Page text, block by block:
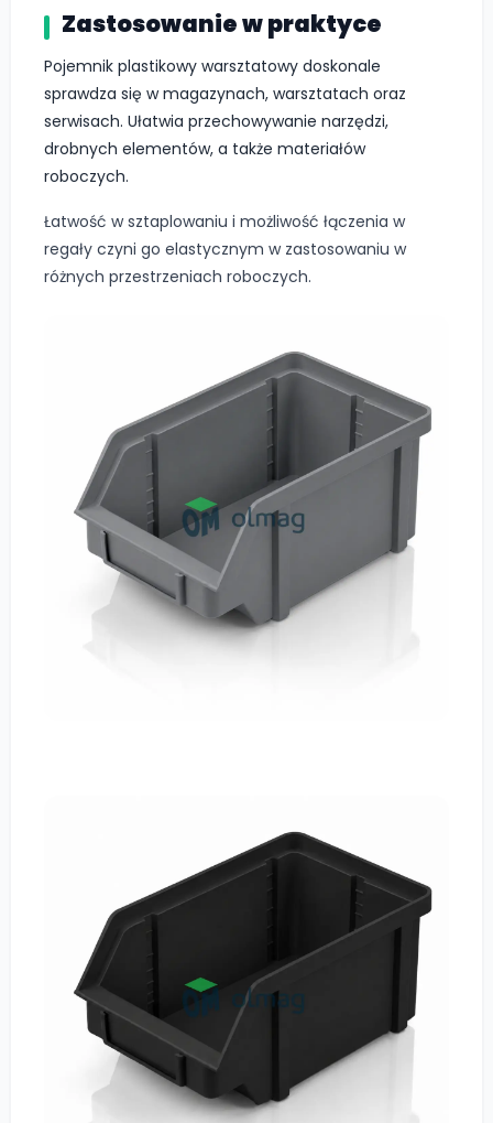
Zastosowanie w praktyce
Pojemnik plastikowy warsztatowy doskonale
sprawdza się w magazynach, warsztatach oraz
serwisach. Ułatwia przechowywanie narzędzi,
drobnych elementów, a także materiałów
roboczych.
Łatwość w sztaplowaniu i możliwość łączenia w
regały czyni go elastycznym w zastosowaniu w
różnych przestrzeniach roboczych.